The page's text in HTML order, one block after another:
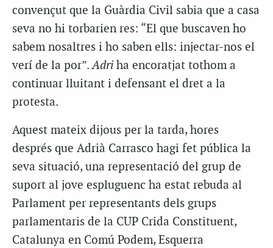
convençut que la Guàrdia Civil sabia que a casa
seva no hi torbarien res: “El que buscaven ho
sabem nosaltres i ho saben ells: injectar-nos el
verí de la por”.Adri ha encoratjat tothom a
continuar lluitant i defensant el dret a la
protesta.
Aquest mateix dijous per la tarda, hores
després que Adrià Carrasco hagi fet pública la
seva situació, una representació del grup de
suport al jove espluguenc ha estat rebuda al
Parlament per representants dels grups
parlamentaris de la CUP Crida Constituent,
Catalunya en Comú Podem, Esquerra